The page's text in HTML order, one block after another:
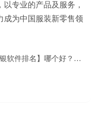
专业的产品及服务，
成为中国服装新零售领
软件排名】哪个好？服装